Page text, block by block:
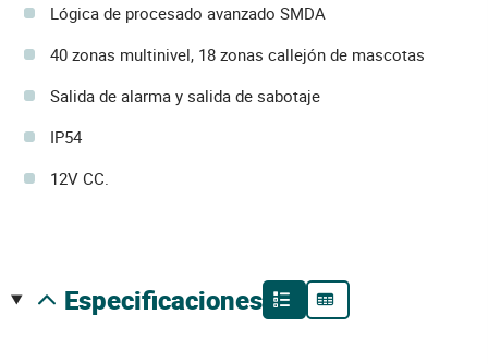
Lógica de procesado avanzado SMDA
40 zonas multinivel, 18 zonas callejón de mascotas
Salida de alarma y salida de sabotaje
IP54
12V CC.
especificaciones